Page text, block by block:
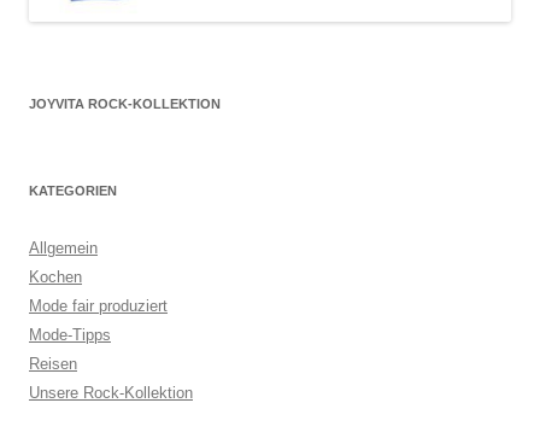
JOYVITA ROCK-KOLLEKTION
KATEGORIEN
Allgemein
Kochen
Mode fair produziert
Mode-Tipps
Reisen
Unsere Rock-Kollektion